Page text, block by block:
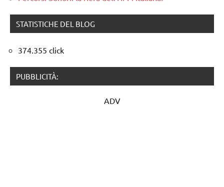
STATISTICHE DEL BLOG
374.355 click
PUBBLICITÀ:
ADV